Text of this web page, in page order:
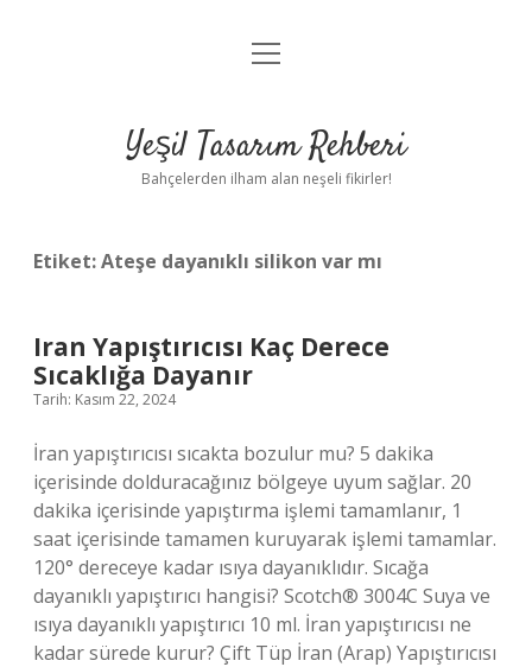
Anasayfa
Yasal Uyarı
menüyü
Yeşil Tasarım Rehberi
Bahçelerden ilham alan neşeli fikirler!
Etiket:Ateşe dayanıklı silikon var mı
Iran Yapıştırıcısı Kaç Derece
Sıcaklığa Dayanır
Tarih: Kasım 22, 2024
İran yapıştırıcısı sıcakta bozulur mu? 5 dakika
içerisinde dolduracağınız bölgeye uyum sağlar. 20
dakika içerisinde yapıştırma işlemi tamamlanır, 1
saat içerisinde tamamen kuruyarak işlemi tamamlar.
120° dereceye kadar ısıya dayanıklıdır. Sıcağa
dayanıklı yapıştırıcı hangisi? Scotch® 3004C Suya ve
ısıya dayanıklı yapıştırıcı 10 ml. İran yapıştırıcısı ne
kadar sürede kurur? Çift Tüp İran (Arap) Yapıştırıcısı